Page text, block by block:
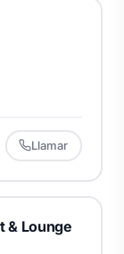
Llamar
& Lounge